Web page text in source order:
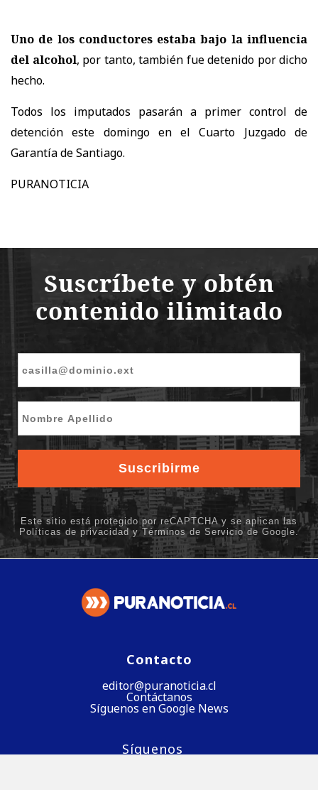
Uno de los conductores estaba bajo la influencia
del alcohol, por tanto, también fue detenido por dicho
hecho.
Todos los imputados pasarán a primer control de
detención este domingo en el Cuarto Juzgado de
Garantía de Santiago.
PURANOTICIA
Contacto
editor@puranoticia.cl
Contáctanos
Síguenos en Google News
Síguenos